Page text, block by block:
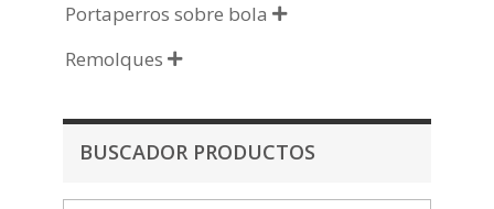
Portaperros sobre bola 
Remolques 
BUSCADOR PRODUCTOS